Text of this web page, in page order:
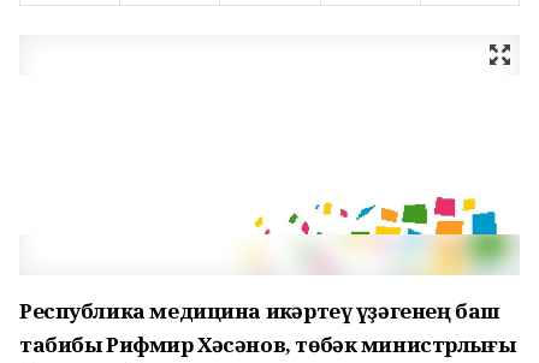
Республика медицина иҫкәртеү үҙәгенең баш
табибы Рифмир Хәсәнов, төбәк министрлығы